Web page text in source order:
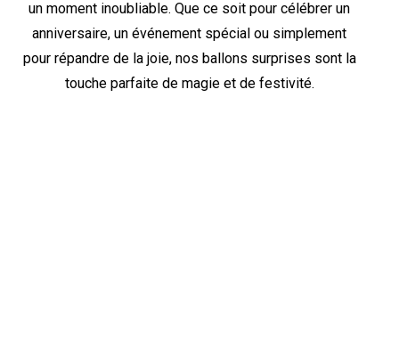
un moment inoubliable. Que ce soit pour célébrer un
anniversaire, un événement spécial ou simplement
pour répandre de la joie, nos ballons surprises sont la
touche parfaite de magie et de festivité.